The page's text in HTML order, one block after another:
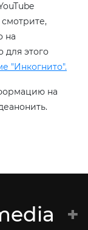
смотрите,
на
для этого
"Инкогнито".
на